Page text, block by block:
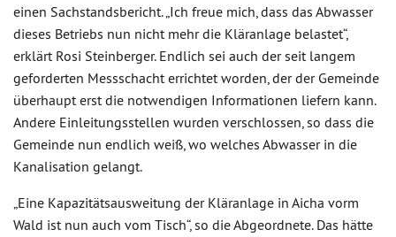
einen Sachstandsbericht. „Ich freue mich, dass das Abwasser
dieses Betriebs nun nicht mehr die Kläranlage belastet“,
erklärt Rosi Steinberger. Endlich sei auch der seit langem
geforderten Messschacht errichtet worden, der der Gemeinde
überhaupt erst die notwendigen Informationen liefern kann.
Andere Einleitungsstellen wurden verschlossen, so dass die
Gemeinde nun endlich weiß, wo welches Abwasser in die
Kanalisation gelangt.
„Eine Kapazitätsausweitung der Kläranlage in Aicha vorm
Wald ist nun auch vom Tisch“, so die Abgeordnete. Das hätte